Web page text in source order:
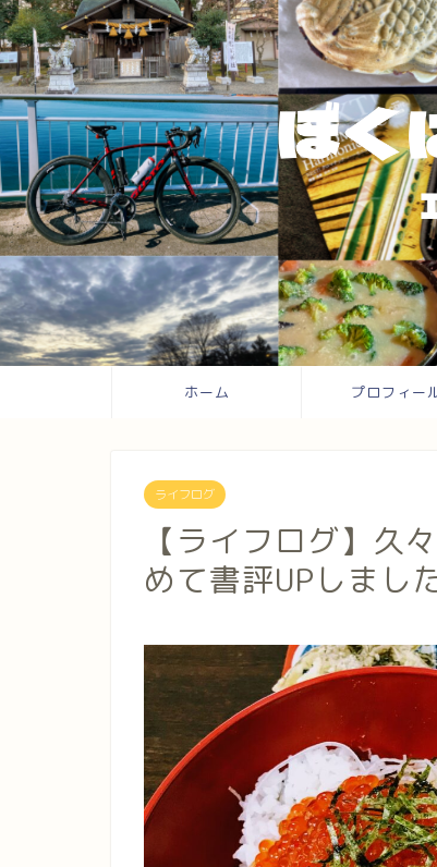
ホーム プロフィー
ライフログ
【ライフログ】
めて書評UPしまし